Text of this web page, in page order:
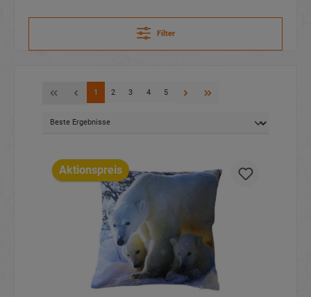
Filter
1 2 3 4 5
Aktionspreis